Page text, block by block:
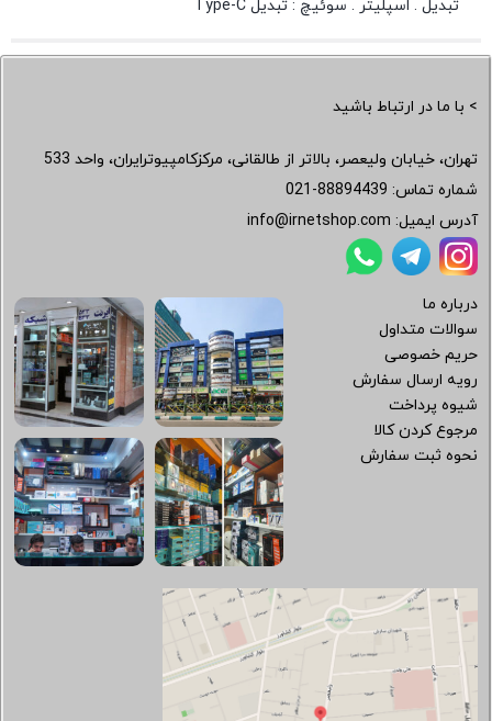
تبدیل . اسپلیتر . سوئیچ : تبدیل Type-C
> با ما در ارتباط باشید
تهران، خیابان ولیعصر، بالاتر از طالقانی، مرکزکامپیوترایران، واحد 533
شماره تماس: 021-88894439
آدرس ایمیل: info@irnetshop.com
درباره ما
سوالات متداول
حریم خصوصی
رویه ارسال سفارش
شیوه پرداخت
مرجوع کردن کالا
نحوه ثبت سفارش